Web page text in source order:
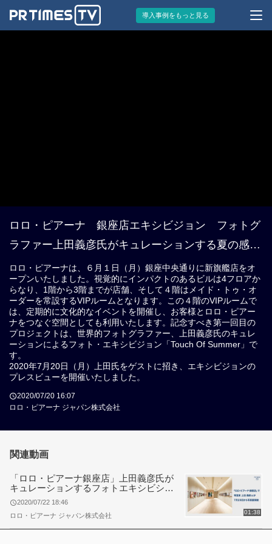
導入事例をもっと見る
ロロ・ピアーナ 銀座店エキシビジョン フォトグ
ラファー上田義彦氏がキュレーションする夏の感
触 Touch of Summer プレスプレビュー
ロロ・ピアーナは、６月１日（月）銀座中央通りに新旗艦店をオ
ープンいたしました。視覚的にインパクトのあるビルは4フロアか
らなり、1階から3階までが店舗、そして４階はメイド・トゥ・オ
ーダーを常設するVIPルームとなります。この４階のVIPルームで
は、定期的に文化的なイベントを開催し、お客様とロロ・ピアー
ナをつなぐ空間としても利用いたします。記念すべき第一回目の
プロジェクトは、世界的フォトグラファー、上田義彦氏のキュレ
ーションによるフォト・エキシビジョン「Touch Of Summer」で
す。
2020年7月20日（月）上田氏をゲストに招き、エキシビジョンの
プレスビューを開催いたしました。
2020/07/20 16:07
ロロ・ピアーナ ジャパン株式会社
関連動画
01:38
「ロロ・ピアーナ銀座店」上田義彦氏が
キュレーションするフォトエキシビショ
ンが7月23日より開催 YouTube LIVEに
てオンラインプレビューを実施
2020/07/22 18:46
ロロ・ピアーナ ジャパン株式会社